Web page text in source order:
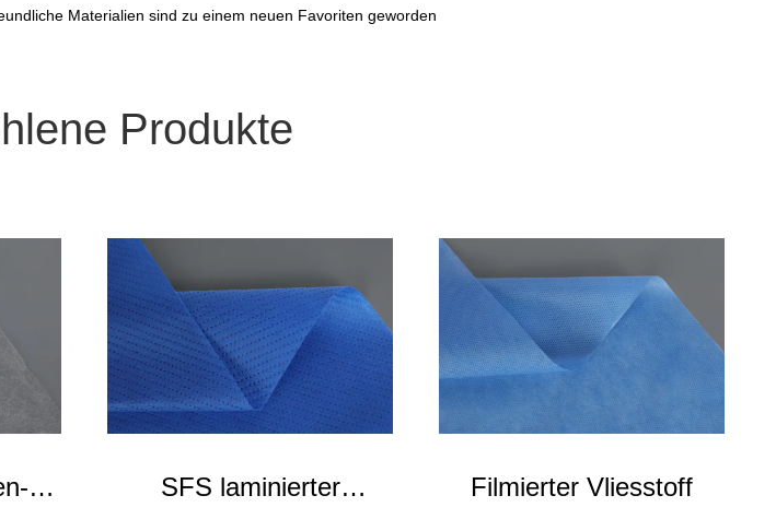
Materialien sind zu einem neuen Favoriten geworden
Produkte
SFS laminierter Filmierter Vliesstoff